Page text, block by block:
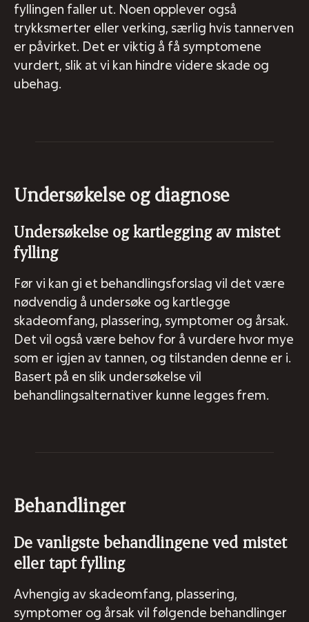
fyllingen faller ut. Noen opplever også
trykksmerter eller verking, særlig hvis tannerven
er påvirket. Det er viktig å få symptomene
vurdert, slik at vi kan hindre videre skade og
ubehag.
Undersøkelse og diagnose
Undersøkelse og kartlegging av mistet
fylling
Før vi kan gi et behandlingsforslag vil det være
nødvendig å undersøke og kartlegge
skadeomfang, plassering, symptomer og årsak.
Det vil også være behov for å vurdere hvor mye
som er igjen av tannen, og tilstanden denne er i.
Basert på en slik undersøkelse vil
behandlingsalternativer kunne legges frem.
Behandlinger
De vanligste behandlingene ved mistet
eller tapt fylling
Avhengig av skadeomfang, plassering,
symptomer og årsak vil følgende behandlinger